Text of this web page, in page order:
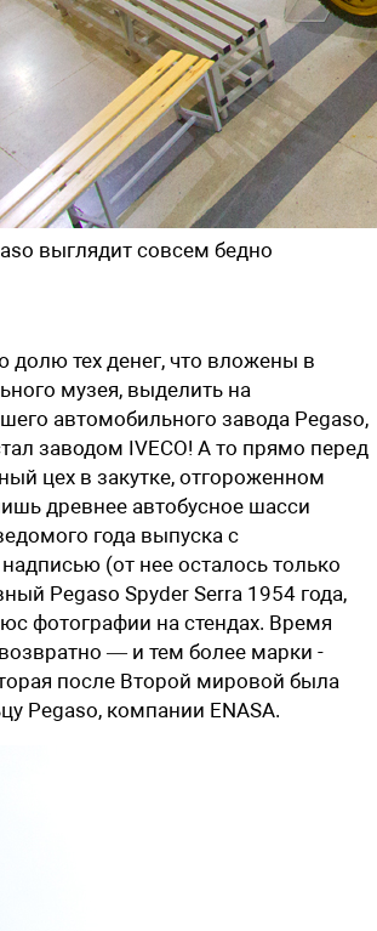
выглядит совсем бедно
долю тех денег, что вложены в
музея, выделить на
автомобильного завода Pegaso,
заводом IVECO! А то прямо перед
цех в закутке, отгороженном
древнее автобусное шасси
года выпуска с
(от нее осталось только
Pegaso Spyder Serra 1954 года,
фотографии на стендах. Время
— и тем более марки
после Второй мировой была
Pegaso, компании ENASA.